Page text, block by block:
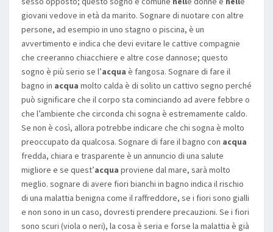
giovani vedove in età da marito. Sognare di nuotare con altre
persone, ad esempio in uno stagno o piscina, è un
avvertimento e indica che devi evitare le cattive compagnie
che creeranno chiacchiere e altre cose dannose; questo
sogno è più serio se l’acqua è fangosa. Sognare di fare il
bagno in acqua molto calda è di solito un cattivo segno perché
può significare che il corpo sta cominciando ad avere febbre o
che l’ambiente che circonda chi sogna è estremamente caldo.
Se non è così, allora potrebbe indicare che chi sogna è molto
preoccupato da qualcosa. Sognare di fare il bagno con acqua
fredda, chiara e trasparente è un annuncio di una salute
migliore e se quest’acqua proviene dal mare, sarà molto
meglio. sognare di avere fiori bianchi in bagno indica il rischio
di una malattia benigna come il raffreddore, se i fiori sono gialli
e non sono in un caso, dovresti prendere precauzioni. Se i fiori
sono scuri (viola o neri), la cosa è seria e forse la malattia è già